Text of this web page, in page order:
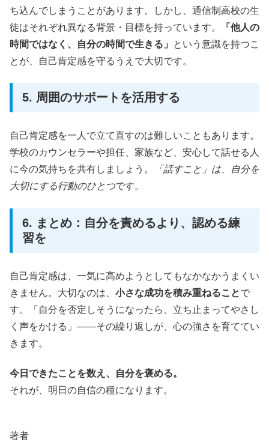
ち込んでしまうことがあります。しかし、通信制高校の生
徒はそれぞれ異なる背景・目標を持っています。
「他人の
時間ではなく、自分の時間で生きる」
という意識を持つこ
とが、自己肯定感を守るうえで大切です。
5. 周囲のサポートを活用する
自己肯定感を一人で立て直すのは難しいこともあります。
学校のカウンセラーや担任、家族など、安心して話せる人
に今の気持ちを共有しましょう。
「話すこと」は、自分を
大切にする行動のひとつです。
6. まとめ：自分を責めるより、認める練
習を
自己肯定感は、一気に高めようとしてもなかなかうまくい
きません。大切なのは、 小さな成功を積み重ねることで
す。「自分を否定しそうになったら、立ち止まってやさし
く声をかける」——その繰り返しが、心の強さを育ててい
きます。
今日できたことを数え、自分を褒める。
それが、明日の自信の種になります。
著者